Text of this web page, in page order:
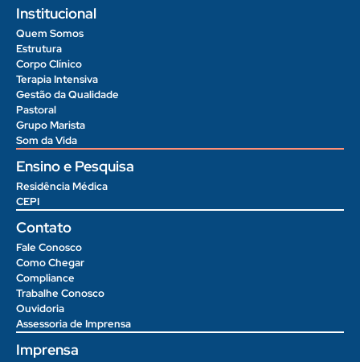
Institucional
Quem Somos
Estrutura
Corpo Clínico
Terapia Intensiva
Gestão da Qualidade
Pastoral
Grupo Marista
Som da Vida
Ensino e Pesquisa
Residência Médica
CEPI
Contato
Fale Conosco
Como Chegar
Compliance
Trabalhe Conosco
Ouvidoria
Assessoria de Imprensa
Imprensa